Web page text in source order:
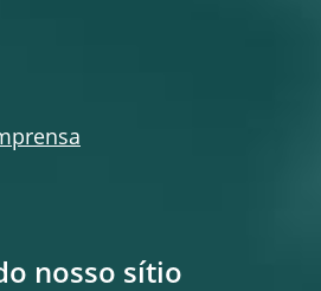
nosso sítio